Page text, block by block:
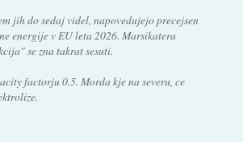
jih do sedaj videl, napovedujejo precejsen
energije v EU leta 2026. Marsikatera
se zna takrat sesuti.
factorju 0.5. Morda kje na severu, ce